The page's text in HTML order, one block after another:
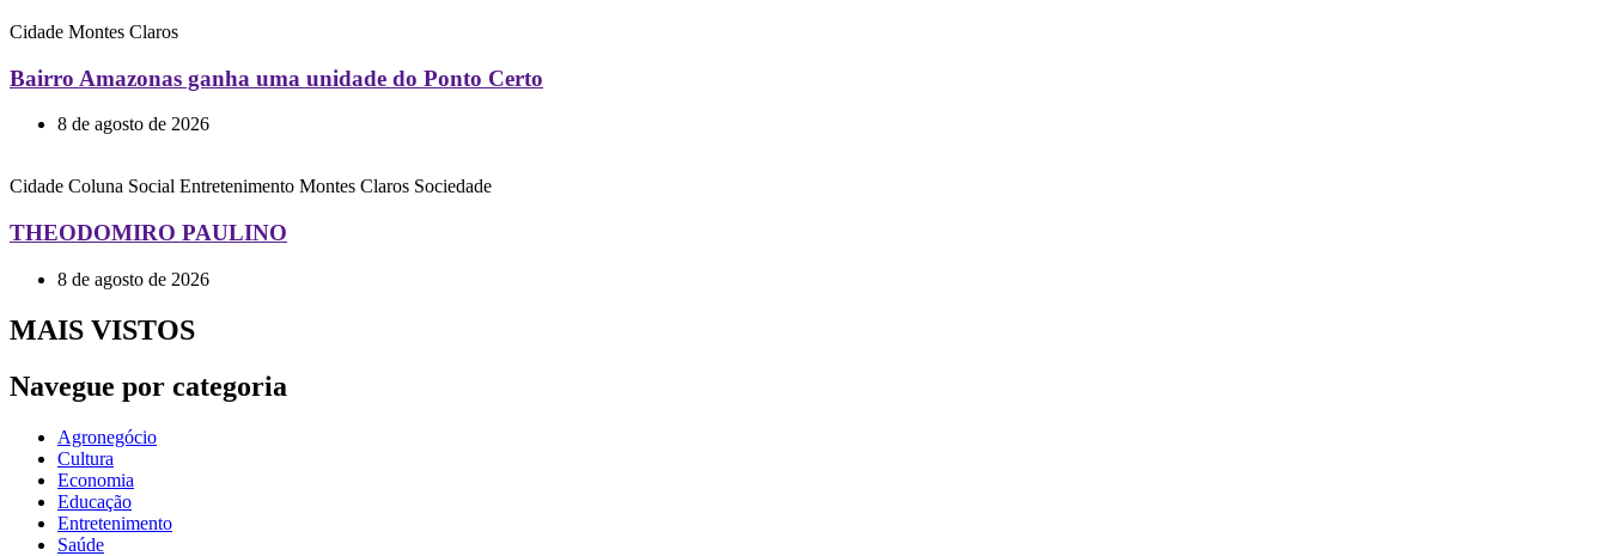
Cidade Montes Claros
Bairro Amazonas ganha uma unidade do Ponto Certo
8 de agosto de 2026
Cidade Coluna Social Entretenimento Montes Claros Sociedade
THEODOMIRO PAULINO
8 de agosto de 2026
MAIS VISTOS
Navegue por categoria
Agronegócio
Cultura
Economia
Educação
Entretenimento
Saúde